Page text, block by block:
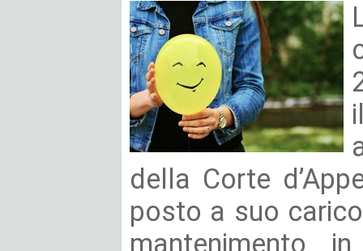
della Corte
posto a suo
mantenimento